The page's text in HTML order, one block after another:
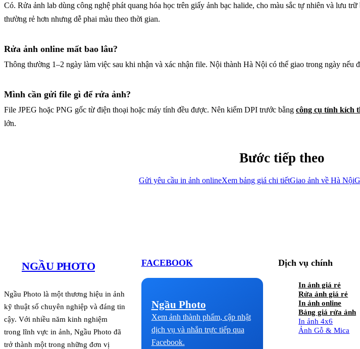
Có. Rửa ảnh lab dùng công nghệ phát quang hóa học trên giấy ảnh bạc halide, cho màu sắc tự nhiên và lưu
thường rẻ hơn nhưng dễ phai màu theo thời gian.
Rửa ảnh online mất bao lâu?
Thông thường 1–2 ngày làm việc sau khi nhận và xác nhận file. Nội thành Hà Nội có thể giao trong ngày nếu
Mình cần gửi file gì để rửa ảnh?
File JPEG hoặc PNG gốc từ điện thoại hoặc máy tính đều được. Nên kiểm DPI trước bằng công cụ tính kích
lớn.
Bước tiếp theo
Gửi yêu cầu in ảnh onlineXem bảng giá chi tiếtGiao ảnh về Hà Nội
NGẦU PHOTO
Ngầu Photo là một thương hiệu in ảnh
kỹ thuật số chuyên nghiệp và đáng tin
cậy. Với nhiều năm kinh nghiệm
trong lĩnh vực in ảnh, Ngầu Photo đã
trở thành một trong những đơn vị
FACEBOOK
Ngầu Photo
Xem ảnh thành phẩm, cập nhật
dịch vụ và nhắn trực tiếp qua
Facebook.
Dịch vụ chính
In ảnh giá rẻ
Rửa ảnh giá rẻ
In ảnh online
Bảng giá rửa ảnh
In ảnh 4x6
Ảnh Gỗ & Mica